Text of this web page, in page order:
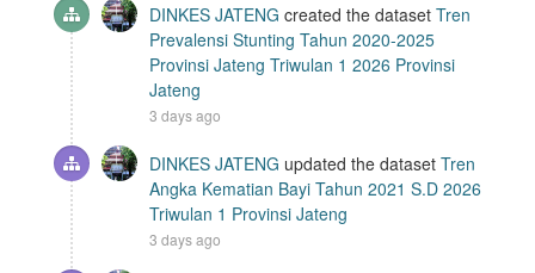
DINKES JATENG created the dataset Tren
Prevalensi Stunting Tahun 2020-2025
Provinsi Jateng Triwulan 1 2026 Provinsi
Jateng
3 days ago
DINKES JATENG updated the dataset Tren
Angka Kematian Bayi Tahun 2021 S.D 2026
Triwulan 1 Provinsi Jateng
3 days ago